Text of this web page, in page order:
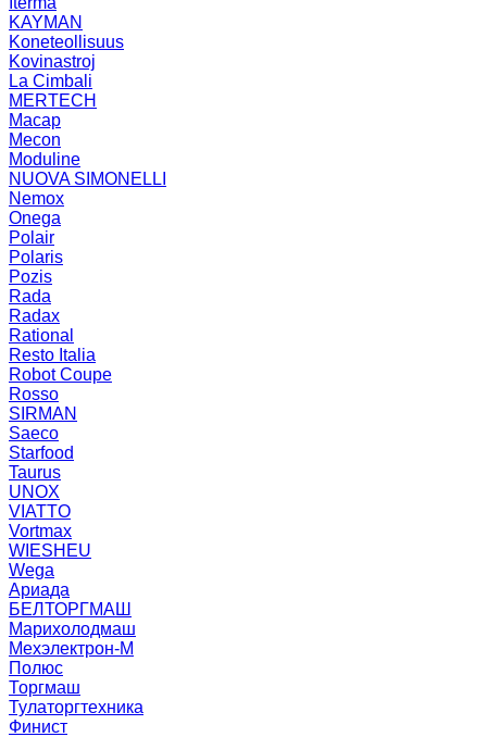
KAYMAN
Koneteollisuus
Kovinastroj
La Cimbali
MERTECH
Macap
Mecon
Moduline
NUOVA SIMONELLI
Nemox
Onega
Polair
Polaris
Pozis
Rada
Radax
Rational
Resto Italia
Robot Coupe
Rosso
SIRMAN
Saeco
Starfood
Taurus
UNOX
VIATTO
Vortmax
WIESHEU
Wega
Ариада
БЕЛТОРГМАШ
Марихолодмаш
Мехэлектрон-М
Полюс
Торгмаш
Тулаторгтехника
Финист